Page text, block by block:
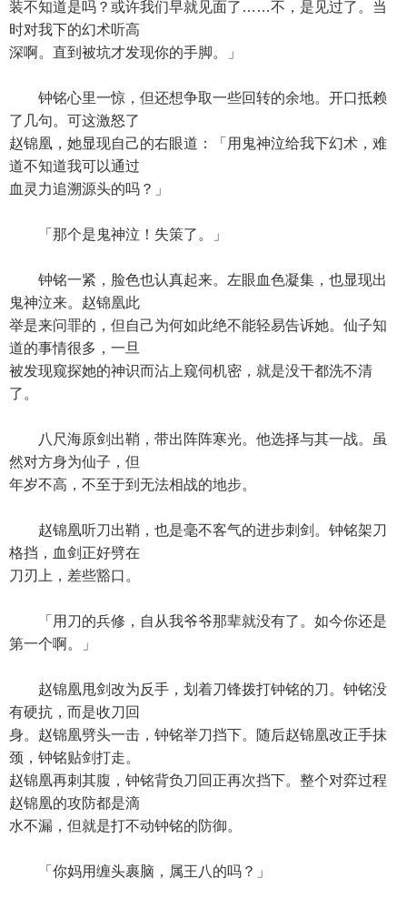
装不知道是吗？或许我们早就见面了……不，是见过了。当
时对我下的幻术听高
深啊。直到被坑才发现你的手脚。」
钟铭心里一惊，但还想争取一些回转的余地。开口抵赖
了几句。可这激怒了
赵锦凰，她显现自己的右眼道：「用鬼神泣给我下幻术，难
道不知道我可以通过
血灵力追溯源头的吗？」
「那个是鬼神泣！失策了。」
钟铭一紧，脸色也认真起来。左眼血色凝集，也显现出
鬼神泣来。赵锦凰此
举是来问罪的，但自己为何如此绝不能轻易告诉她。仙子知
道的事情很多，一旦
被发现窥探她的神识而沾上窥伺机密，就是没干都洗不清
了。
八尺海原剑出鞘，带出阵阵寒光。他选择与其一战。虽
然对方身为仙子，但
年岁不高，不至于到无法相战的地步。
赵锦凰听刀出鞘，也是毫不客气的进步刺剑。钟铭架刀
格挡，血剑正好劈在
刀刃上，差些豁口。
「用刀的兵修，自从我爷爷那辈就没有了。如今你还是
第一个啊。」
赵锦凰甩剑改为反手，划着刀锋拨打钟铭的刀。钟铭没
有硬抗，而是收刀回
身。赵锦凰劈头一击，钟铭举刀挡下。随后赵锦凰改正手抹
颈，钟铭贴剑打走。
赵锦凰再刺其腹，钟铭背负刀回正再次挡下。整个对弈过程
赵锦凰的攻防都是滴
水不漏，但就是打不动钟铭的防御。
「你妈用缠头裹脑，属王八的吗？」